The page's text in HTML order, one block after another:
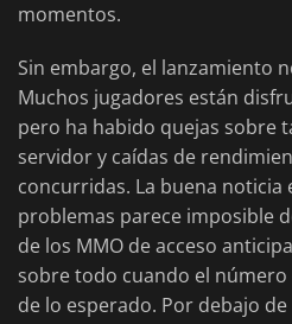
momentos.
Sin embargo, el lanzamiento
Muchos jugadores están
pero ha habido quejas sobre
servidor y caídas de
concurridas. La buena noticia
problemas parece imposible
de los MMO de acceso
sobre todo cuando el
de lo esperado. Por debajo